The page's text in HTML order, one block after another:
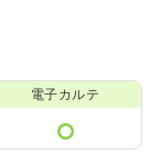
電子カルテ